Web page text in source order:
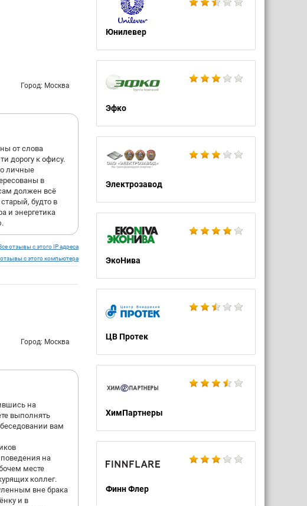
Юнилевер
Эфко
Электрозавод
ЭкоНива
ЦВ Протек
ХимПартнеры
Финн Флер
Город: Москва
от слова
дорогу к офису.
личные
в
должен всё
будто в
и энергетика
отзывы с этого IP адреса
с этого компьютера
Город: Москва
на
выполнять
вам
на
месте
коллег.
вне брака
и в